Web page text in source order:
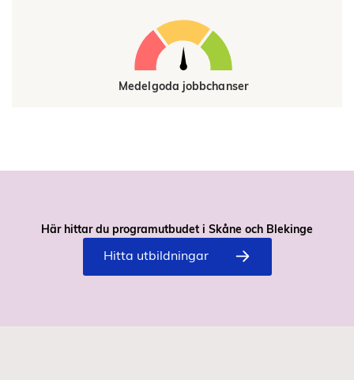
Medelgoda jobbchanser
Här hittar du programutbudet i Skåne och Blekinge
Hitta utbildningar